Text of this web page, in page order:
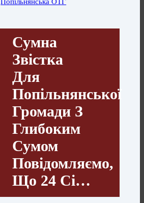
Сумна
Звістка
Для
Попільнянської
Громади З
Глибоким
Сумом
Повідомляємо,
Що 24 Сі…